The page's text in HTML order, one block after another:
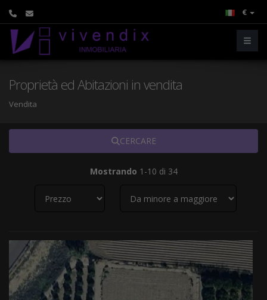
€
Proprietà ed Abitazioni in vendita
Vendita
CERCARE
Mostrando 1-10 di 34